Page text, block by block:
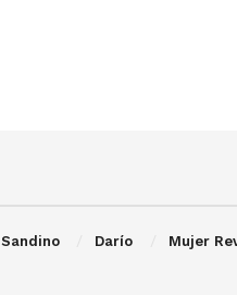
Sandino Darío Mujer